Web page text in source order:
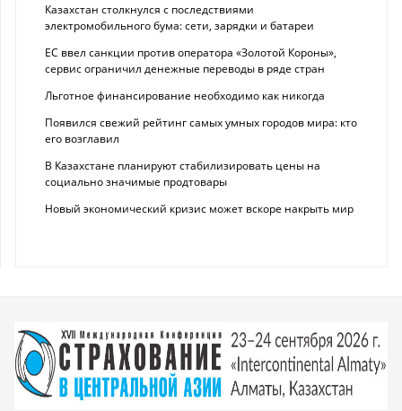
Казахстан столкнулся с последствиями
электромобильного бума: сети, зарядки и батареи
ЕС ввел санкции против оператора «Золотой Короны»,
сервис ограничил денежные переводы в ряде стран
Льготное финансирование необходимо как никогда
Появился свежий рейтинг самых умных городов мира: кто
его возглавил
В Казахстане планируют стабилизировать цены на
социально значимые продтовары
Новый экономический кризис может вскоре накрыть мир